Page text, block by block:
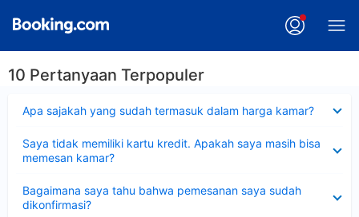
10 Pertanyaan Terpopuler
Apa sajakah yang sudah termasuk dalam harga kamar?
Saya tidak memiliki kartu kredit. Apakah saya masih bisa
memesan kamar?
Bagaimana saya tahu bahwa pemesanan saya sudah
dikonfirmasi?